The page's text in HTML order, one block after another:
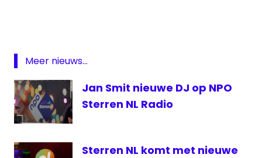
Meer nieuws...
Jan Smit nieuwe DJ op NPO
Sterren NL Radio
Sterren NL komt met nieuwe